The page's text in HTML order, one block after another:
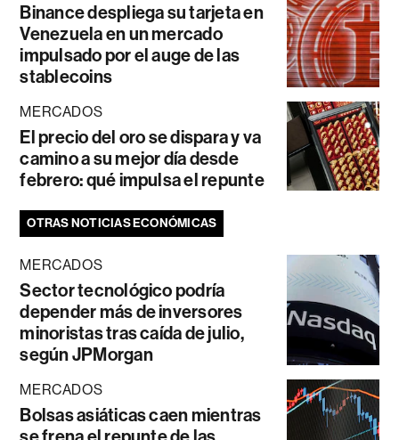
Binance despliega su tarjeta en
Venezuela en un mercado
impulsado por el auge de las
stablecoins
MERCADOS
El precio del oro se dispara y va
camino a su mejor día desde
febrero: qué impulsa el repunte
OTRAS NOTICIAS ECONÓMICAS
MERCADOS
Sector tecnológico podría
depender más de inversores
minoristas tras caída de julio,
según JPMorgan
MERCADOS
Bolsas asiáticas caen mientras